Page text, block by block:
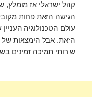
קהל ישראלי אז מומלץ,
הגישה הזאת פחות
עולם הטכנולוגיה
הזאת. אבל הימצאות של
שירותי תמיכה זמינים